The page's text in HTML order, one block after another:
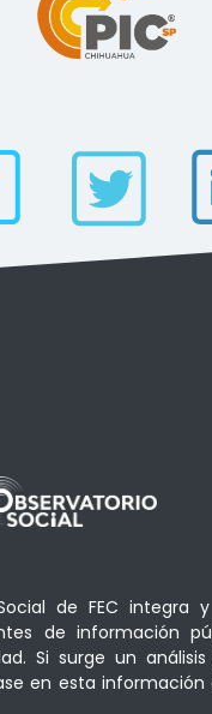
de FEC integra
de información
Si surge un
en esta información